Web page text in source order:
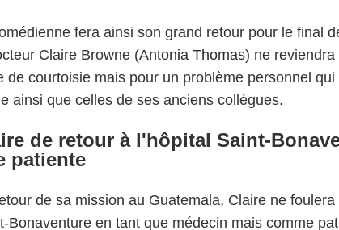
fera ainsi son grand retour pour le final
Claire Browne (Antonia Thomas) ne
de courtoisie mais pour un problème personnel
ainsi que celles de ses anciens collègues.
de retour à l'hôpital Saint-
patiente
de sa mission au Guatemala, Claire ne foulera
Bonaventure en tant que médecin mais comme